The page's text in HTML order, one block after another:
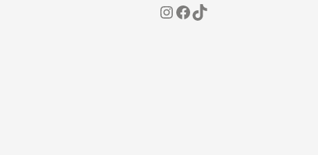
Instagram
Facebook
TikTok